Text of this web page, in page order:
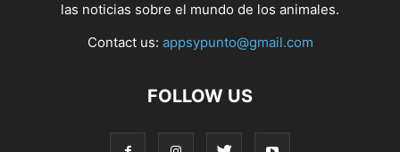
las noticias sobre el mundo de los animales.
Contact us: appsypunto@gmail.com
FOLLOW US